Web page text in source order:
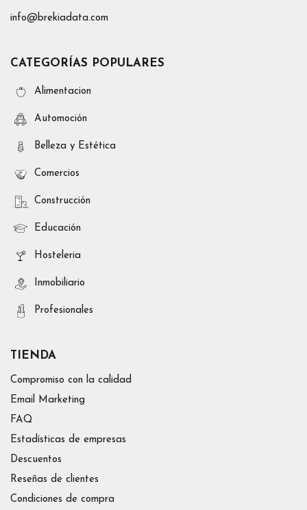
info@brekiadata.com
CATEGORÍAS POPULARES
Alimentacion
Automoción
Belleza y Estética
Comercios
Construcción
Educación
Hosteleria
Inmobiliario
Profesionales
TIENDA
Compromiso con la calidad
Email Marketing
FAQ
Estadísticas de empresas
Descuentos
Reseñas de clientes
Condiciones de compra